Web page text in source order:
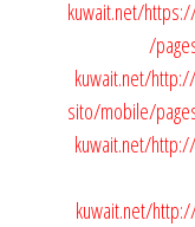
kuwait.net/
/
kuwait.net/
sito/mobile/
kuwait.net/
kuwait.net/